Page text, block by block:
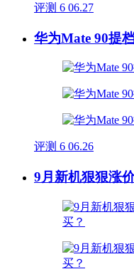
评测 6 06.27
华为Mate 90提
评测 6 06.26
9月新机狠狠涨